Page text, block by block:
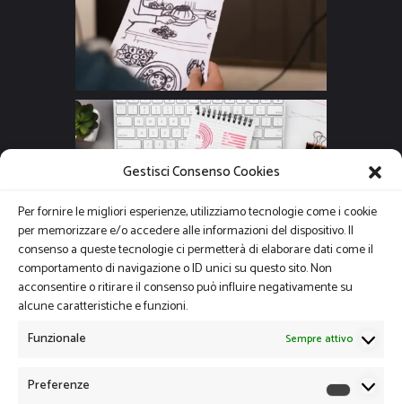
Gestisci Consenso Cookies
Per fornire le migliori esperienze, utilizziamo tecnologie come i cookie
per memorizzare e/o accedere alle informazioni del dispositivo. Il
consenso a queste tecnologie ci permetterà di elaborare dati come il
comportamento di navigazione o ID unici su questo sito. Non
acconsentire o ritirare il consenso può influire negativamente su
alcune caratteristiche e funzioni.
Funzionale
Sempre attivo
Preferenze